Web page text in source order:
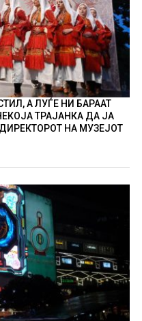
А ЛУЃЕ НИ БАРААТ
ТРАЈАНКА ДА ЈА
НА МУЗЕЈОТ